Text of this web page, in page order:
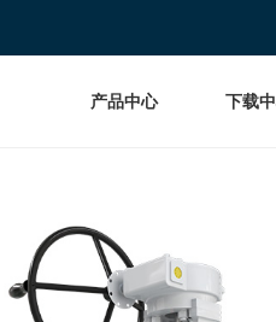
产品中心 下载